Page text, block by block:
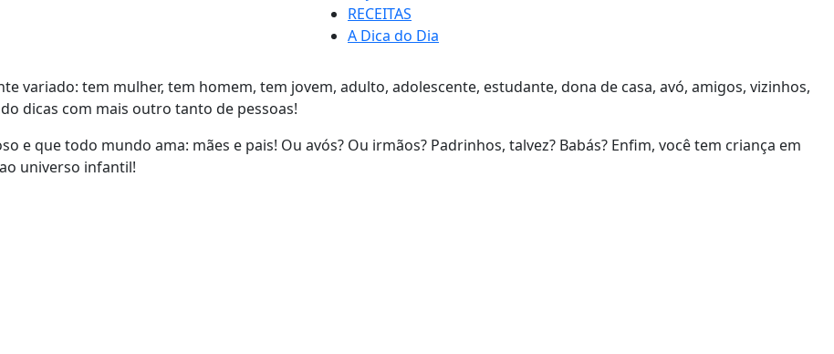
RECEITAS
A Dica do Dia
variado: tem mulher, tem homem, tem jovem, adulto, adolescente, estudante, dona de casa, avó, amigos, vizinhos,
dicas com mais outro tanto de pessoas!
e que todo mundo ama: mães e pais! Ou avós? Ou irmãos? Padrinhos, talvez? Babás? Enfim, você tem criança em
universo infantil!